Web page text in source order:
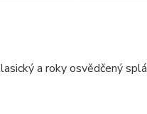
a roky osvědčený